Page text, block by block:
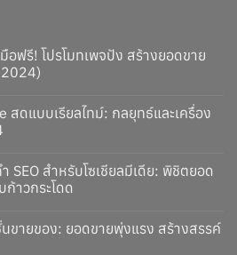
อฟรี! โปรโมทเพจปัง สร้างยอดขาย
2024)
สดแบบเรียลไทม์: กลยุทธ์และเครื่อง
SEO สำหรับโซเชียลมีเดีย: พิชิตยอด
าวกระโดด
ขายของ: ยอดขายพุ่งแรง สร้างสรรค์